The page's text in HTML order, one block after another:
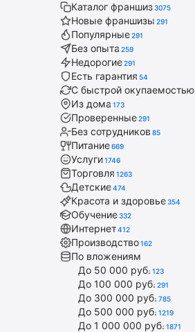
Каталог франшиз3075
Новые франшизы 291
Популярные291
Без опыта 259
Недорогие291
Есть гарантия 54
С быстрой окупаемостью
Из дома 173
Проверенные291
Без сотрудников 85
Питание669
Услуги1746
Торговля 1263
Детские474
Красота и здоровье354
Обучение332
Интернет412
Производство162
По вложениям
До 50 000 руб. 123
До 100 000 руб. 291
До 300 000 руб. 785
До 500 000 руб. 1219
До 1 000 000 руб. 1871